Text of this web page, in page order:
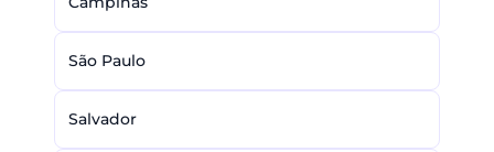
São Paulo
Salvador